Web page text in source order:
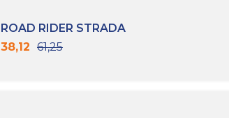
ROAD RIDER STRADA
38,12 61,25